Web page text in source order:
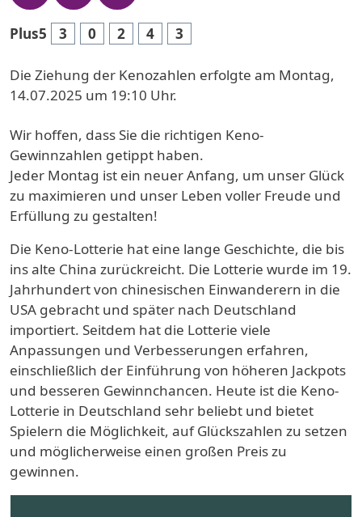
Plus5 3 0 2 4 3
Die Ziehung der Kenozahlen erfolgte am Montag,
14.07.2025 um 19:10 Uhr.
Wir hoffen, dass Sie die richtigen Keno-
Gewinnzahlen getippt haben.
Jeder Montag ist ein neuer Anfang, um unser Glück
zu maximieren und unser Leben voller Freude und
Erfüllung zu gestalten!
Die Keno-Lotterie hat eine lange Geschichte, die bis
ins alte China zurückreicht. Die Lotterie wurde im 19.
Jahrhundert von chinesischen Einwanderern in die
USA gebracht und später nach Deutschland
importiert. Seitdem hat die Lotterie viele
Anpassungen und Verbesserungen erfahren,
einschließlich der Einführung von höheren Jackpots
und besseren Gewinnchancen. Heute ist die Keno-
Lotterie in Deutschland sehr beliebt und bietet
Spielern die Möglichkeit, auf Glückszahlen zu setzen
und möglicherweise einen großen Preis zu
gewinnen.